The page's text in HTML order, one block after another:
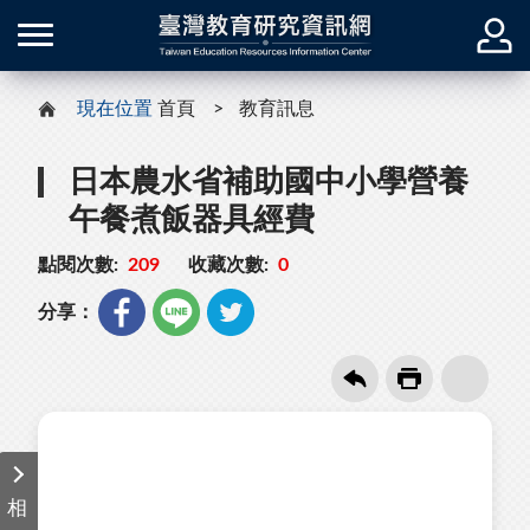
現在位置 首頁 教育訊息
日本農水省補助國中小學營養
午餐煮飯器具經費
點閱次數: 209 收藏次數: 0
分享：
相